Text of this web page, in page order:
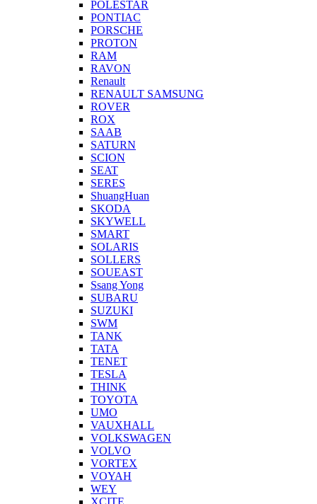
POLESTAR
PONTIAC
PORSCHE
PROTON
RAM
RAVON
Renault
RENAULT SAMSUNG
ROVER
ROX
SAAB
SATURN
SCION
SEAT
SERES
ShuangHuan
SKODA
SKYWELL
SMART
SOLARIS
SOLLERS
SOUEAST
Ssang Yong
SUBARU
SUZUKI
SWM
TANK
TATA
TENET
TESLA
THINK
TOYOTA
UMO
VAUXHALL
VOLKSWAGEN
VOLVO
VORTEX
VOYAH
WEY
XCITE